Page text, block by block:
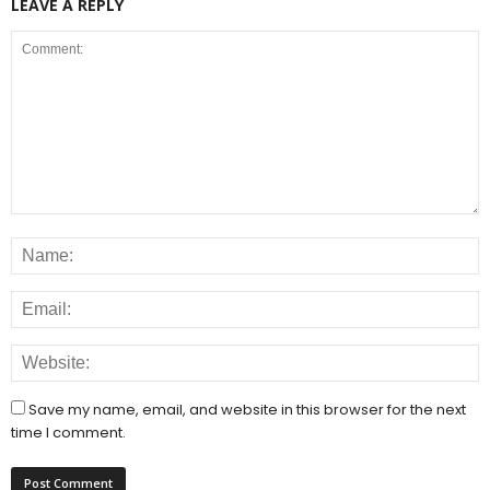
LEAVE A REPLY
Save my name, email, and website in this browser for the next
time I comment.